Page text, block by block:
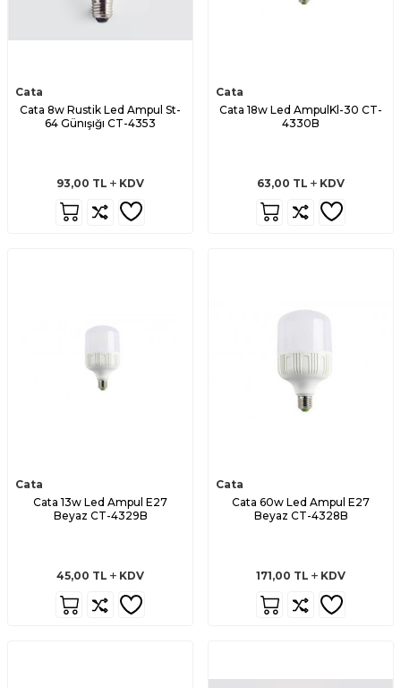
Cata
Cata 8w Rustik Led Ampul St-
64 Günışığı CT-4353
93,00 TL KDV
Cata
Cata 18w Led AmpulKl-30 CT-
4330B
63,00 TL KDV
Cata
Cata 13w Led Ampul E27
Beyaz CT-4329B
45,00 TL KDV
Cata
Cata 60w Led Ampul E27
Beyaz CT-4328B
171,00 TL KDV